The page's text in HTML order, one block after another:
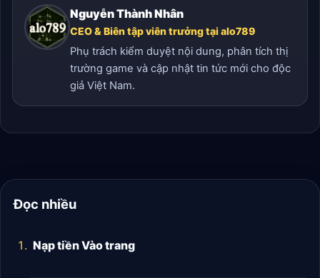
Nguyễn Thành Nhân
CEO & Biên tập viên trưởng tại alo789
Phụ trách kiểm duyệt nội dung, phân tích thị
trường game và cập nhật tin tức mới cho độc
giả Việt Nam.
Đọc nhiều
Nạp tiền Vào trang